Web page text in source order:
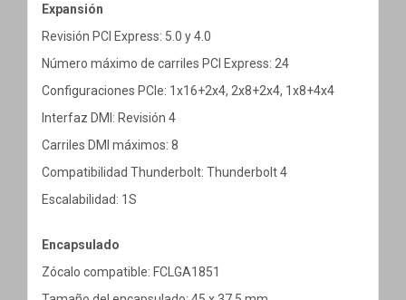
Expansión
Revisión PCI Express: 5.0 y 4.0
Número máximo de carriles PCI Express: 24
Configuraciones PCIe: 1x16+2x4, 2x8+2x4, 1x8+4x4
Interfaz DMI: Revisión 4
Carriles DMI máximos: 8
Compatibilidad Thunderbolt: Thunderbolt 4
Escalabilidad: 1S
Encapsulado
Zócalo compatible: FCLGA1851